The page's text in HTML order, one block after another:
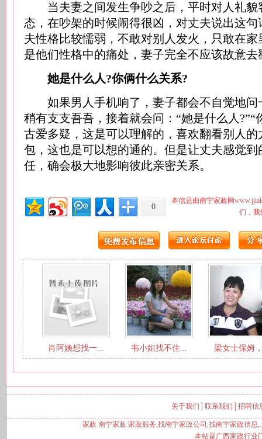
当夫妻之间发生争吵之后，平时对人礼貌
态，在吵架的时候闹得很凶，对丈夫说出这
夫性格比较懦弱，不敢对别人发火，只敢在
是他们性格中的痛处，妻子完全不应该故意
她是什么人?你俩什么关系?
如果男人手机响了，妻子都会不自觉地问
稍有支支吾吾，接着就会问：“她是什么人?”“
古爱多疑，这是可以理解的，喜欢翻看别人
包，这也是可以想的通的。但是让丈夫感觉
任，确会极大地影响彼此亲密关系。
0
本信息由南宁家政网
们，我
肖阿姨想找一... 韦小姐找不住... 梁女士保姆
关于我们 联系我们 招聘信
家政 南宁家政 家政服务,找南宁家政公司,找南宁家政信息,
本站是广西家政行业